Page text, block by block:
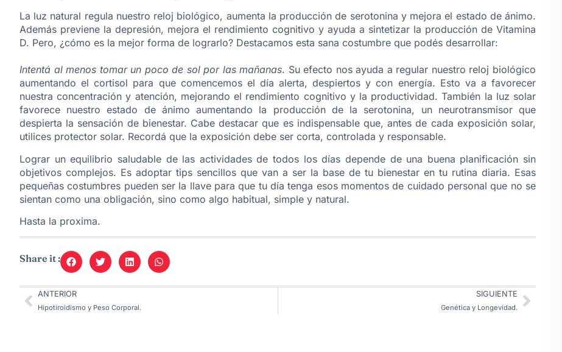
La luz natural regula nuestro reloj biológico, aumenta la producción de serotonina y mejora el estado de ánimo.
Además previene la depresión, mejora el rendimiento cognitivo y ayuda a sintetizar la producción de Vitamina
D. Pero, ¿cómo es la mejor forma de lograrlo? Destacamos esta sana costumbre que podés desarrollar:
Intentá al menos tomar un poco de sol por las mañanas. Su efecto nos ayuda a regular nuestro reloj biológico
aumentando el cortisol para que comencemos el día alerta, despiertos y con energía. Esto va a favorecer
nuestra concentración y atención, mejorando el rendimiento cognitivo y la productividad. También la luz solar
favorece nuestro estado de ánimo aumentando la producción de la serotonina, un neurotransmisor que
despierta la sensación de bienestar. Cabe destacar que es indispensable que, antes de cada exposición solar,
utilices protector solar. Recordá que la exposición debe ser corta, controlada y responsable.
Lograr un equilibrio saludable de las actividades de todos los días depende de una buena planificación sin
objetivos complejos. Es adoptar tips sencillos que van a ser la base de tu bienestar en tu rutina diaria. Esas
pequeñas costumbres pueden ser la llave para que tu día tenga esos momentos de cuidado personal que no se
sientan como una obligación, sino como algo habitual, simple y natural.
Hasta la proxima.
Share it :
ANTERIOR
Hipotiroidismo y Peso Corporal.
SIGUIENTE
Genética y Longevidad.